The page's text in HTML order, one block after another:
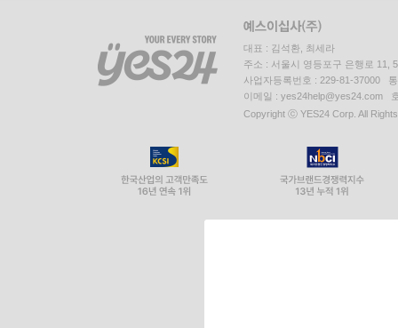
대표 : 김석환, 최세라
주소 : 서울시 영등포구 은행로 11,
사업자등록번호 : 229-81-37000
이메일 : yes24help@yes24.com
Copyright ⓒ YES24 Corp. All